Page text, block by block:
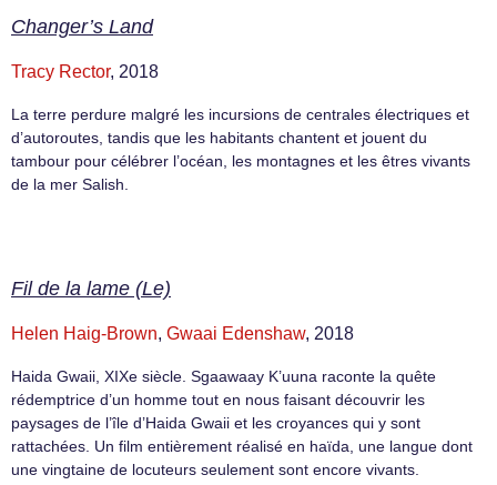
Changer’s Land
Tracy Rector, 2018
La terre perdure malgré les incursions de centrales électriques et
d’autoroutes, tandis que les habitants chantent et jouent du
tambour pour célébrer l’océan, les montagnes et les êtres vivants
de la mer Salish.
Fil de la lame (Le)
Helen Haig-Brown, Gwaai Edenshaw, 2018
Haida Gwaii, XIXe siècle. Sgaawaay K’uuna raconte la quête
rédemptrice d’un homme tout en nous faisant découvrir les
paysages de l’île d’Haida Gwaii et les croyances qui y sont
rattachées. Un film entièrement réalisé en haïda, une langue dont
une vingtaine de locuteurs seulement sont encore vivants.